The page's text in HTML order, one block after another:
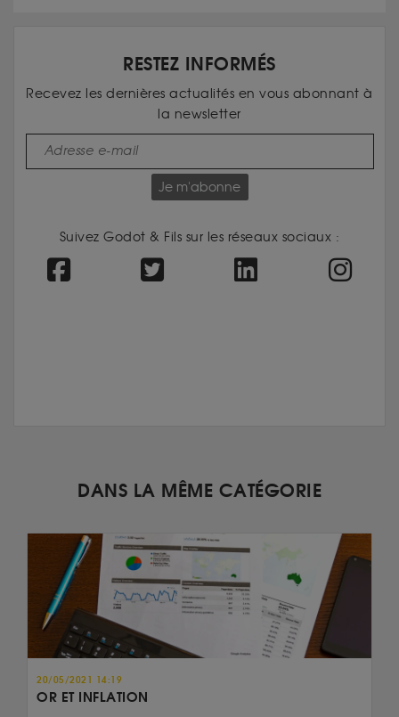
RESTEZ INFORMÉS
Recevez les dernières actualités en vous abonnant à
la newsletter
Je m'abonne
Suivez Godot & Fils sur les réseaux sociaux :
DANS LA MÊME CATÉGORIE
20/05/2021 14:19
OR ET INFLATION